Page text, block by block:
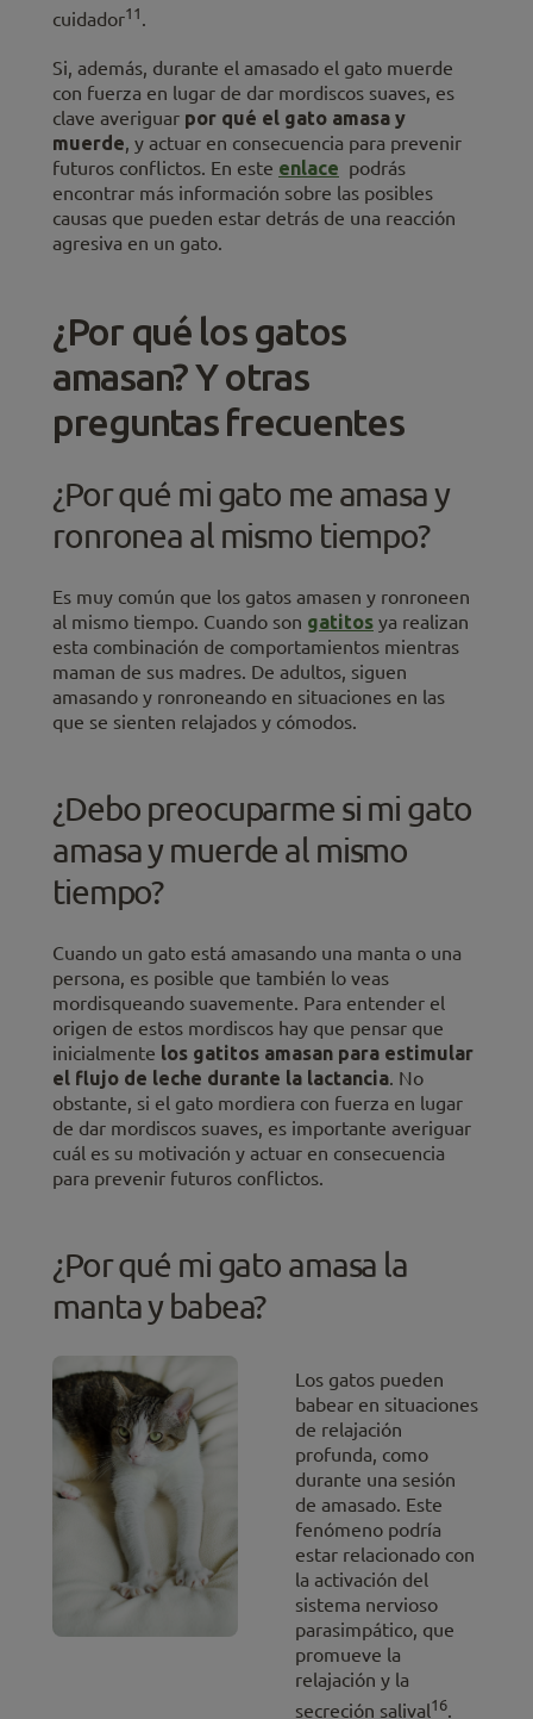
cuidador11.
Si, además, durante el amasado el gato muerde
con fuerza en lugar de dar mordiscos suaves, es
clave averiguar por qué el gato amasa y
muerde, y actuar en consecuencia para prevenir
futuros conflictos. En este enlace podrás
encontrar más información sobre las posibles
causas que pueden estar detrás de una reacción
agresiva en un gato.
¿Por qué los gatos
amasan? Y otras
preguntas frecuentes
¿Por qué mi gato me amasa y
ronronea al mismo tiempo?
Es muy común que los gatos amasen y ronroneen
al mismo tiempo. Cuando son gatitos ya realizan
esta combinación de comportamientos mientras
maman de sus madres. De adultos, siguen
amasando y ronroneando en situaciones en las
que se sienten relajados y cómodos.
¿Debo preocuparme si mi gato
amasa y muerde al mismo
tiempo?
Cuando un gato está amasando una manta o una
persona, es posible que también lo veas
mordisqueando suavemente. Para entender el
origen de estos mordiscos hay que pensar que
inicialmente los gatitos amasan para estimular
el flujo de leche durante la lactancia. No
obstante, si el gato mordiera con fuerza en lugar
de dar mordiscos suaves, es importante averiguar
cuál es su motivación y actuar en consecuencia
para prevenir futuros conflictos.
¿Por qué mi gato amasa la
manta y babea?
Los gatos pueden
babear en situaciones
de relajación
profunda, como
durante una sesión
de amasado. Este
fenómeno podría
estar relacionado con
la activación del
sistema nervioso
parasimpático, que
promueve la
relajación y la
secreción salival 16.